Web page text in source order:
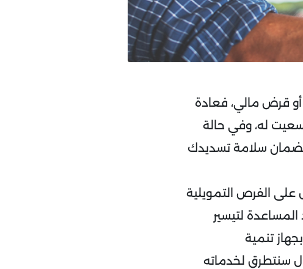
قرض مالي، فعادة
له، وفي حالة
لضمان سلامة تسديدك
الفرص التمويلية
لتيسير
تنمية
سنتطرق لخدماته